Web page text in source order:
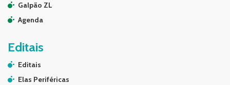
Galpão ZL
Agenda
Editais
Editais
Elas Periféricas